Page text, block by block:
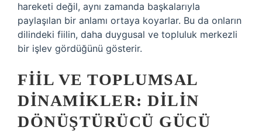
hareketi değil, aynı zamanda başkalarıyla
paylaşılan bir anlamı ortaya koyarlar. Bu da onların
dilindeki fiilin, daha duygusal ve topluluk merkezli
bir işlev gördüğünü gösterir.
FIIL VE TOPLUMSAL
DINAMIKLER: DILIN
DÖNÜŞTÜRÜCÜ GÜCÜ